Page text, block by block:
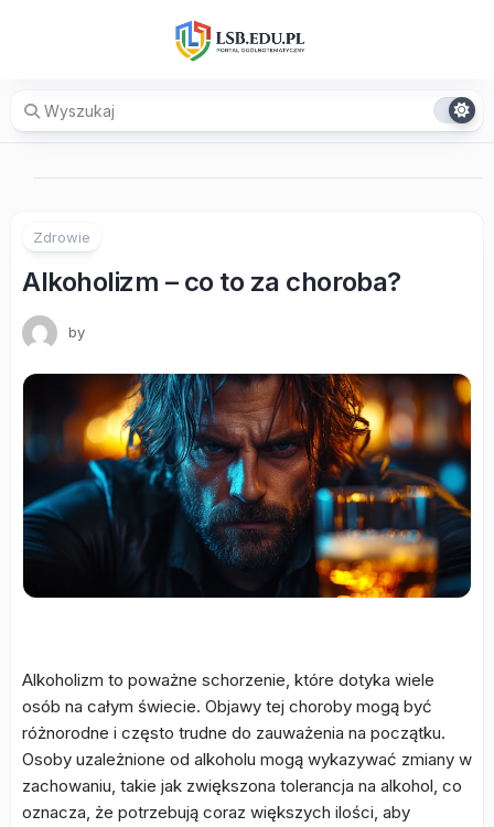
Zdrowie
Alkoholizm – co to za choroba?
by
Alkoholizm to poważne schorzenie, które dotyka wiele
osób na całym świecie. Objawy tej choroby mogą być
różnorodne i często trudne do zauważenia na początku.
Osoby uzależnione od alkoholu mogą wykazywać zmiany w
zachowaniu, takie jak zwiększona tolerancja na alkohol, co
oznacza, że potrzebują coraz większych ilości, aby